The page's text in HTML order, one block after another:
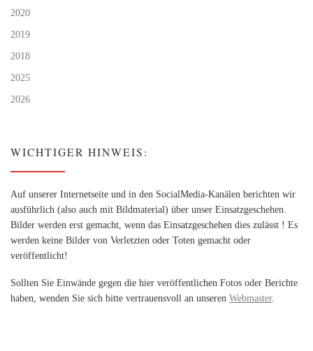
2020
2019
2018
2025
2026
WICHTIGER HINWEIS:
Auf unserer Internetseite und in den SocialMedia-Kanälen berichten wir
ausführlich (also auch mit Bildmaterial) über unser Einsatzgeschehen.
Bilder werden erst gemacht, wenn das Einsatzgeschehen dies zulässt ! Es
werden keine Bilder von Verletzten oder Toten gemacht oder
veröffentlicht!
Sollten Sie Einwände gegen die hier veröffentlichen Fotos oder Berichte
haben, wenden Sie sich bitte vertrauensvoll an unseren Webmaster.